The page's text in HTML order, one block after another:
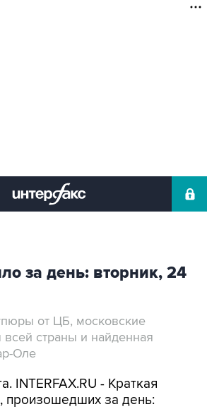
за день: вторник, 24
от ЦБ, московские
всей страны и найденная
Оле
INTERFAX.RU - Краткая
произошедших за день: